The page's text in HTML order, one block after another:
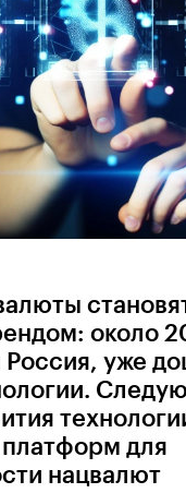
около
Россия, уже
платформ для
нацвалют